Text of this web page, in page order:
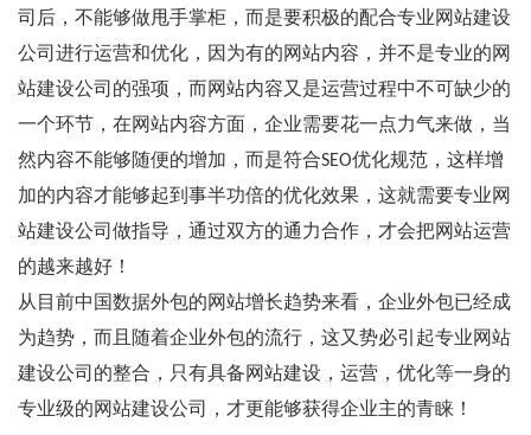
司后，不能够做甩手掌柜，而是要积极的配合专业网站建设
公司进行运营和优化，因为有的网站内容，并不是专业的网
站建设公司的强项，而网站内容又是运营过程中不可缺少的
一个环节，在网站内容方面，企业需要花一点力气来做，当
然内容不能够随便的增加，而是符合SEO优化规范，这样增
加的内容才能够起到事半功倍的优化效果，这就需要专业网
站建设公司做指导，通过双方的通力合作，才会把网站运营
的越来越好！
从目前中国数据外包的网站增长趋势来看，企业外包已经成
为趋势，而且随着企业外包的流行，这又势必引起专业网站
建设公司的整合，只有具备网站建设，运营，优化等一身的
专业级的网站建设公司，才更能够获得企业主的青睐！